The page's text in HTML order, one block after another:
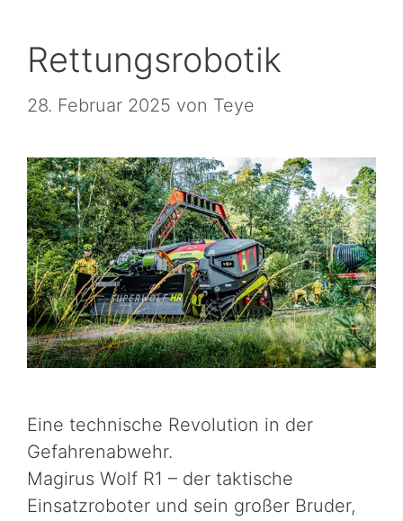
Rettungsrobotik
28. Februar 2025 von Teye
Eine technische Revolution in der
Gefahrenabwehr.
Magirus Wolf R1 – der taktische
Einsatzroboter und sein großer Bruder,